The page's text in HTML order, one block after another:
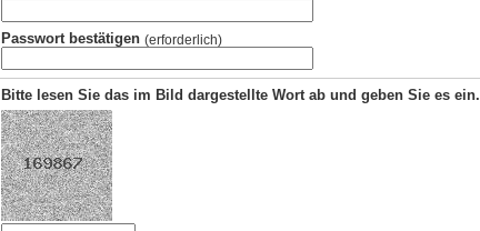
Passwort bestätigen (erforderlich)
Bitte lesen Sie das im Bild dargestellte Wort ab und geben Sie es ein.